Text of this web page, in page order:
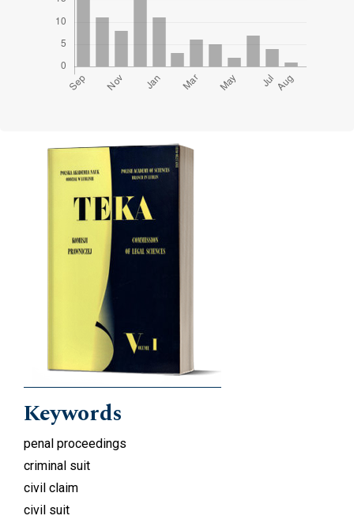
Cover image
Keywords
penal proceedings
criminal suit
civil claim
civil suit